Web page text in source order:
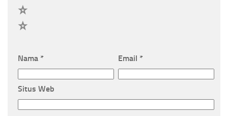
Nama * Email *
Situs Web